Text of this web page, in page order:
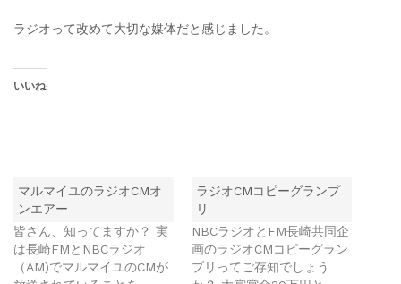
ラジオって改めて大切な媒体だと感じました。
いいね:
マルマイユのラジオCMオ
ンエアー
皆さん、知ってますか？ 実
は長崎FMとNBCラジオ
（AM)でマルマイユのCMが
ラジオCMコピーグランプ
リ
NBCラジオとFM長崎共同企
画のラジオCMコピーグラン
プリってご存知でしょう